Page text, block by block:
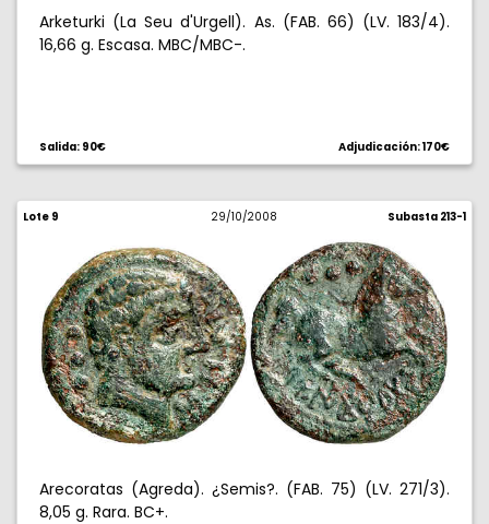
Arketurki (La Seu d'Urgell). As. (FAB. 66) (LV. 183/4).
16,66 g. Escasa. MBC/MBC-.
Salida: 90€ Adjudicación: 170€
Lote 9 29/10/2008 Subasta 213-1
Arecoratas (Agreda). ¿Semis?. (FAB. 75) (LV. 271/3).
8,05 g. Rara. BC+.